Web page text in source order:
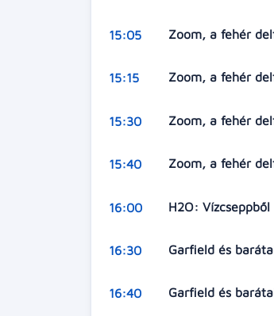
15:05 Zoom, a fehér
15:15 Zoom, a fehér
15:30 Zoom, a fehér
15:40 Zoom, a fehér
16:00 H2O:
16:30 Garfield és
16:40 Garfield és